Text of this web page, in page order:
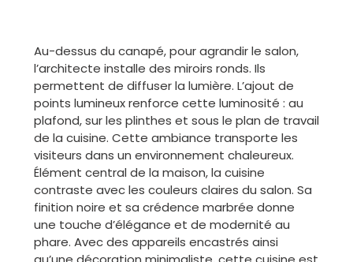
Au-dessus du canapé, pour agrandir le salon,
l’architecte installe des miroirs ronds. Ils
permettent de diffuser la lumière. L’ajout de
points lumineux renforce cette luminosité : au
plafond, sur les plinthes et sous le plan de travail
de la cuisine. Cette ambiance transporte les
visiteurs dans un environnement chaleureux.
Élément central de la maison, la cuisine
contraste avec les couleurs claires du salon. Sa
finition noire et sa crédence marbrée donne
une touche d’élégance et de modernité au
phare. Avec des appareils encastrés ainsi